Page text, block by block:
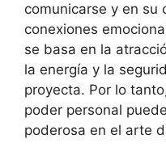
comunicarse y en su
conexiones
se basa en la
la energía y la
proyecta. Por lo
poder personal
poderosa en el arte